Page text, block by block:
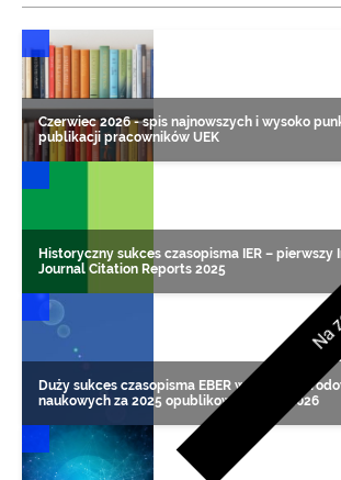
DONIESIENIA NAUKOWE
Czerwiec 2026 - spis najnowszych i wysoko
publikacji pracowników UEK
Historyczny sukces czasopisma IER – pierwszy
Journal Citation Reports 2025
DONIESIENIA NAUKOWE
Duży sukces czasopisma EBER w
naukowych za 2025 opublikowanych w 2026
DONIESIENIA NAUKOWE
Na